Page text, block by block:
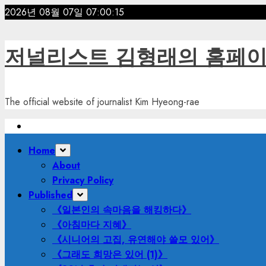
Skip
2026년 08월 07일 07:00:16
저널리스트 김형래의 홈페
The official website of journalist Kim Hyeong-rae
PrimaryHome
About
Privacy Policy
Published
《일본인의 속마음을 해킹하다》
《아침마다 지혜》
《시니어의 고집, 유연해야 쓸모 있어》
《그래도 희망은 있어 (1)》